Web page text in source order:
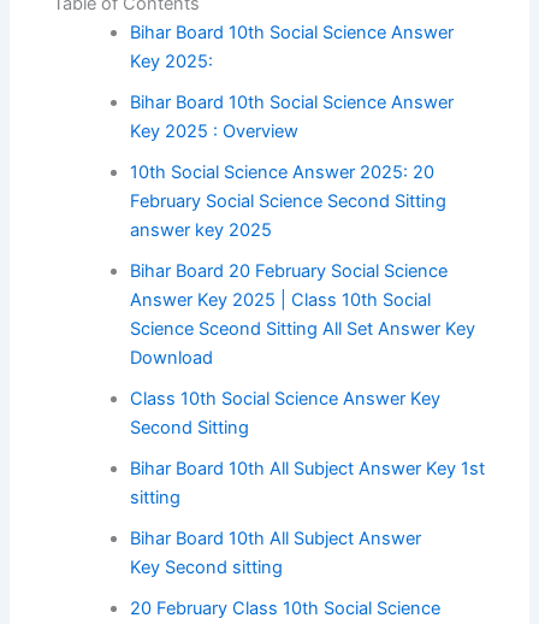
Bihar Board 10th Social Science Answer
Key 2025:
Bihar Board 10th Social Science Answer
Key 2025 : Overview
10th Social Science Answer 2025: 20
February Social Science Second Sitting
answer key 2025
Bihar Board 20 February Social Science
Answer Key 2025 | Class 10th Social
Science Sceond Sitting All Set Answer Key
Download
Class 10th Social Science Answer Key
Second Sitting
Bihar Board 10th All Subject Answer Key 1st
sitting
Bihar Board 10th All Subject Answer
Key Second sitting
20 February Class 10th Social Science